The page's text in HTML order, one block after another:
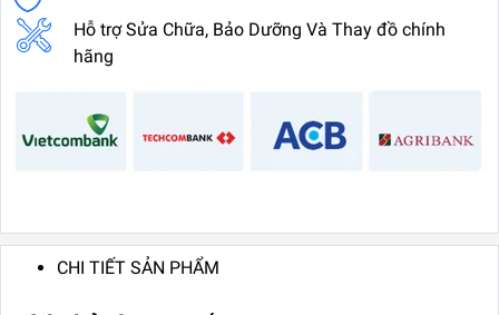
Hỗ trợ Sửa Chữa, Bảo Dưỡng Và Thay đồ chính
hãng
CHI TIẾT SẢN PHẨM